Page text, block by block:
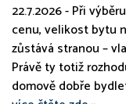
22.7.2026 - Při
cenu, velikost bytu
zůstává stranou –
Právě ty totiž
domově dobře